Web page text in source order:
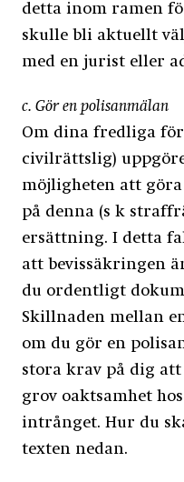
detta inom ramen
skulle bli aktuellt
med en jurist eller
c. Gör en polisanmälan
Om dina fredliga
civilrättslig)
möjligheten att
på denna (s k
ersättning. I detta
att bevissäkringen
du ordentligt
Skillnaden mellan
om du gör en
stora krav på dig
grov oaktsamhet
intrånget. Hur du
texten nedan.